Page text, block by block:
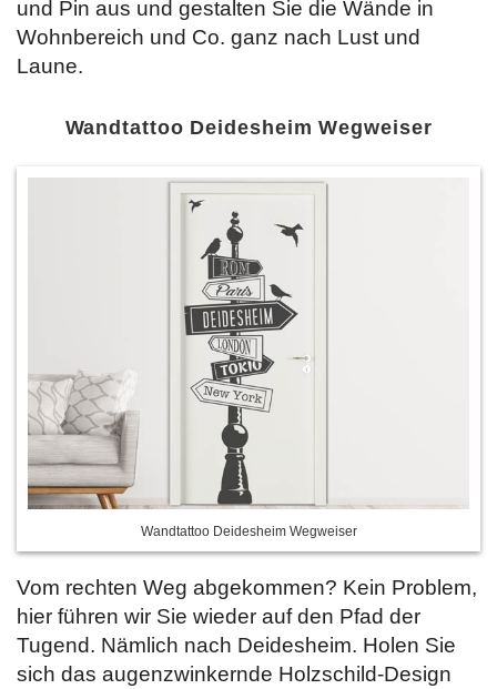
und Pin aus und gestalten Sie die Wände in
Wohnbereich und Co. ganz nach Lust und
Laune.
Wandtattoo Deidesheim Wegweiser
Wandtattoo Deidesheim Wegweiser
Vom rechten Weg abgekommen? Kein Problem,
hier führen wir Sie wieder auf den Pfad der
Tugend. Nämlich nach Deidesheim. Holen Sie
sich das augenzwinkernde Holzschild-Design